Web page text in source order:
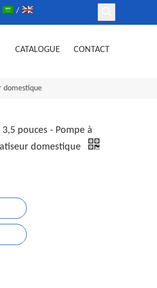
/
CATALOGUE CONTACT
domestique
pouces - Pompe à
domestique